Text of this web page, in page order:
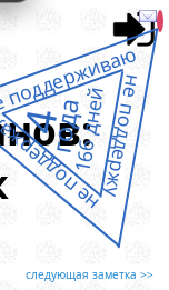
следующая заметка >>
не поддержу
4
года166 дней